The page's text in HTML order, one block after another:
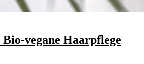
vegane Haarpflege